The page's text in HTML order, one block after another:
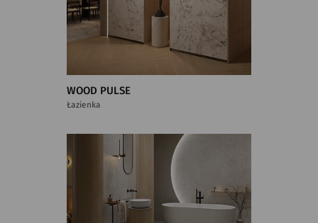
WOOD PULSE
Łazienka